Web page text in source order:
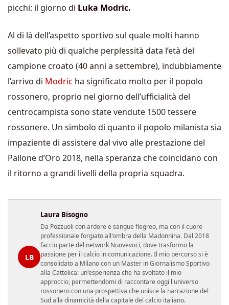
picchi: il giorno di Luka Modric.
Al di là dell’aspetto sportivo sul quale molti hanno
sollevato più di qualche perplessità data l’età del
campione croato (40 anni a settembre), indubbiamente
l’arrivo di Modric ha significato molto per il popolo
rossonero, proprio nel giorno dell’ufficialità del
centrocampista sono state vendute 1500 tessere
rossonere. Un simbolo di quanto il popolo milanista sia
impaziente di assistere dal vivo alle prestazione del
Pallone d’Oro 2018, nella speranza che coincidano con
il ritorno a grandi livelli della propria squadra.
LB
Laura Bisogno
Da Pozzuoli con ardore e sangue flegreo, ma con il cuore
professionale forgiato all'ombra della Madonnina. Dal 2018
faccio parte del network Nuovevoci, dove trasformo la
passione per il calcio in comunicazione. Il mio percorso si è
consolidato a Milano con un Master in Giornalismo Sportivo
alla Cattolica: un'esperienza che ha svoltato il mio
approccio, permettendomi di raccontare oggi l'universo
rossonero con una prospettiva che unisce la narrazione del
Sud alla dinamicità della capitale del calcio italiano.